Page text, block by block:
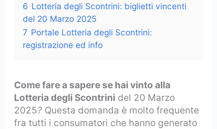
6 Lotteria degli Scontrini: biglietti vincenti
del 20 Marzo 2025
7 Portale Lotteria degli Scontrini:
registrazione ed info
Come fare a sapere se hai vinto alla
Lotteria degli Scontrini del 20 Marzo
2025? Questa domanda è molto frequente
fra tutti i consumatori che hanno generato